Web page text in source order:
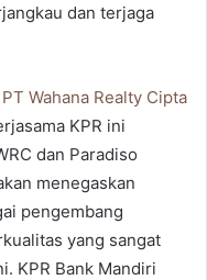
dan terjaga
PT Wahana Realty Cipta
KPR ini
dan Paradiso
menegaskan
pengembang
yang sangat
KPR Bank Mandiri